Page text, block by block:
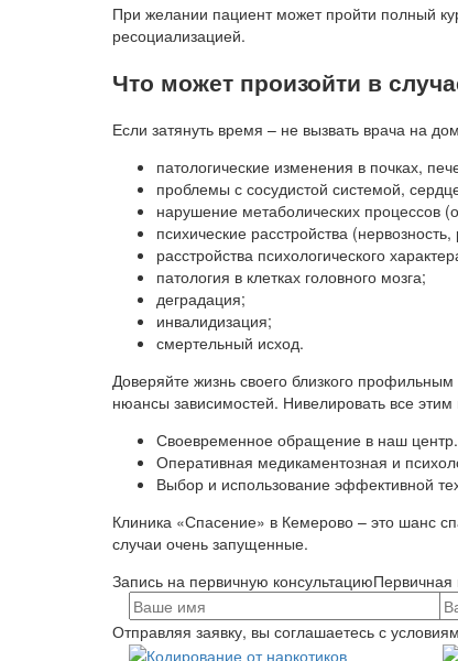
При желании пациент может пройти полный
ресоциализацией.
Что может произойти в
Если затянуть время – не вызвать врача на
патологические изменения в почках,
проблемы с сосудистой системой,
нарушение метаболических процессов
психические расстройства
расстройства психологического
патология в клетках головного мозга;
деградация;
инвалидизация;
смертельный исход.
Доверяйте жизнь своего близкого
нюансы зависимостей. Нивелировать все
Своевременное обращение в наш центр.
Оперативная медикаментозная и
Выбор и использование эффективной
Клиника «Спасение» в Кемерово – это шанс
случаи очень запущенные.
Запись на первичную консультациюПервичная
Отправляя заявку, вы соглашаетесь с